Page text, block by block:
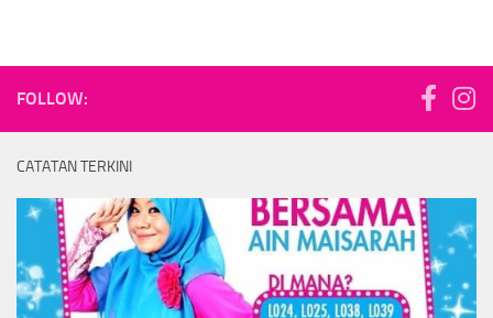
FOLLOW:
CATATAN TERKINI